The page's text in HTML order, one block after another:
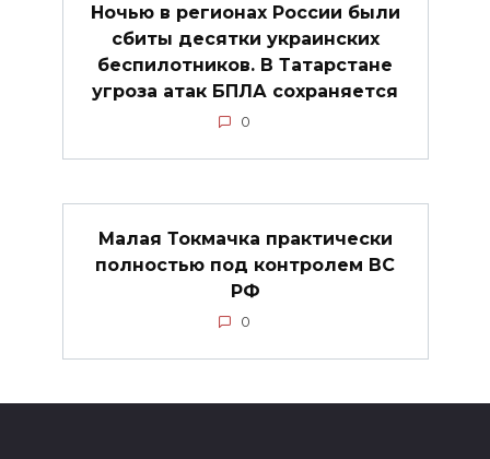
Ночью в регионах России были
сбиты десятки украинских
беспилотников. В Татарстане
угроза атак БПЛА сохраняется
0
Малая Токмачка практически
полностью под контролем ВС
РФ
0